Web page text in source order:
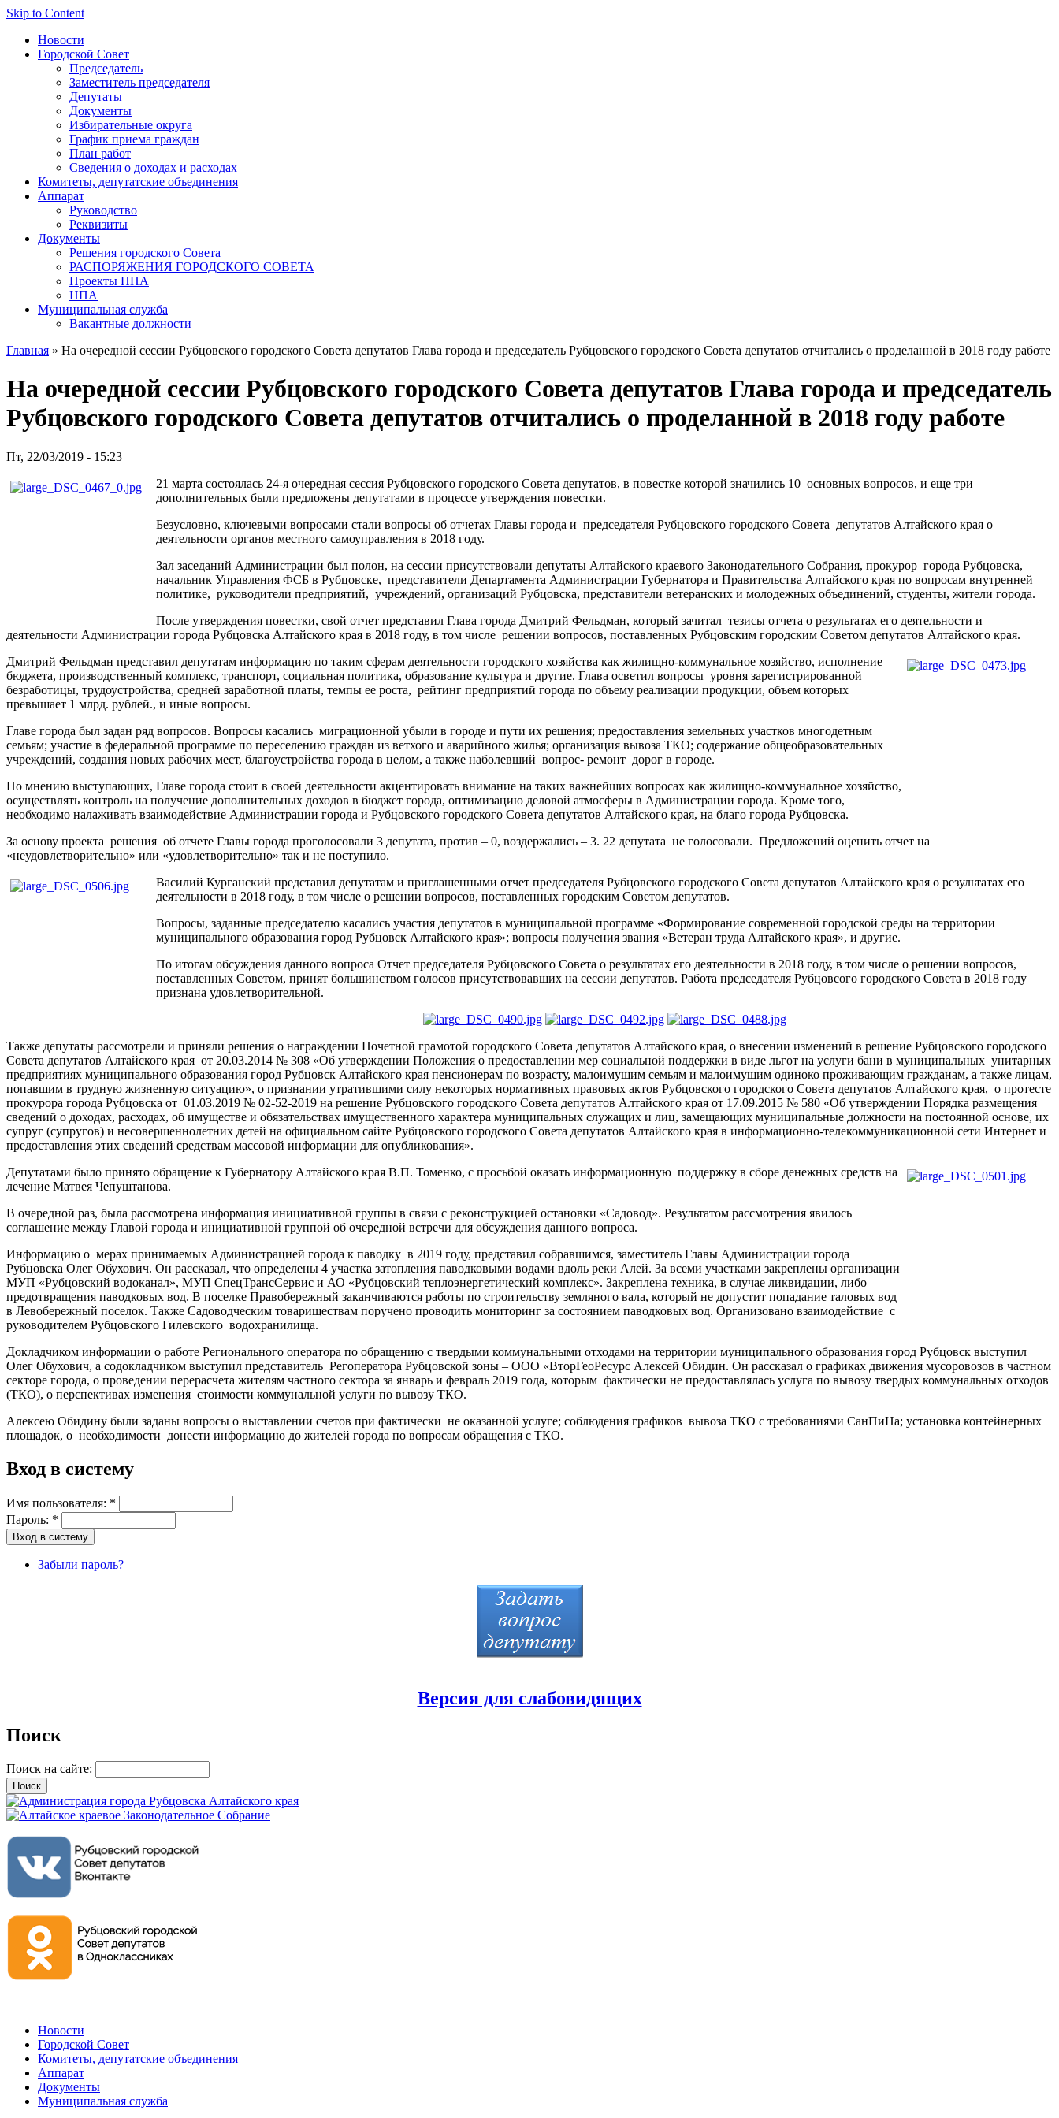
Skip to Content
Новости
Городской Совет
Председатель
Заместитель председателя
Депутаты
Документы
Избирательные округа
График приема граждан
План работ
Сведения о доходах и расходах
Комитеты, депутатские объединения
Аппарат
Руководство
Реквизиты
Документы
Решения городского Совета
РАСПОРЯЖЕНИЯ ГОРОДСКОГО СОВЕТА
Проекты НПА
НПА
Муниципальная служба
Вакантные должности
Главная » На очередной сессии Рубцовского городского Совета депутатов Глава города и председатель Рубцовского городского Совета депутатов отчитались о проделанной в 2018 году работе
На очередной сессии Рубцовского городского Совета депутатов Глава города и председатель
Рубцовского городского Совета депутатов отчитались о проделанной в 2018 году работе
Пт, 22/03/2019 - 15:23
21 марта состоялась 24-я очередная сессия Рубцовского городского Совета депутатов, в повестке которой значились 10 основных вопросов, и еще три
дополнительных были предложены депутатами в процессе утверждения повестки.
Безусловно, ключевыми вопросами стали вопросы об отчетах Главы города и председателя Рубцовского городского Совета депутатов Алтайского края о
деятельности органов местного самоуправления в 2018 году.
Зал заседаний Администрации был полон, на сессии присутствовали депутаты Алтайского краевого Законодательного Собрания, прокурор города Рубцовска,
начальник Управления ФСБ в Рубцовске, представители Департамента Администрации Губернатора и Правительства Алтайского края по вопросам внутренней
политике, руководители предприятий, учреждений, организаций Рубцовска, представители ветеранских и молодежных объединений, студенты, жители города.
После утверждения повестки, свой отчет представил Глава города Дмитрий Фельдман, который зачитал тезисы отчета о результатах его деятельности и
деятельности Администрации города Рубцовска Алтайского края в 2018 году, в том числе решении вопросов, поставленных Рубцовским городским Советом депутатов Алтайского края.
Дмитрий Фельдман представил депутатам информацию по таким сферам деятельности городского хозяйства как жилищно-коммунальное хозяйство, исполнение
бюджета, производственный комплекс, транспорт, социальная политика, образование культура и другие. Глава осветил вопросы уровня зарегистрированной
безработицы, трудоустройства, средней заработной платы, темпы ее роста, рейтинг предприятий города по объему реализации продукции, объем которых
превышает 1 млрд. рублей., и иные вопросы.
Главе города был задан ряд вопросов. Вопросы касались миграционной убыли в городе и пути их решения; предоставления земельных участков многодетным
семьям; участие в федеральной программе по переселению граждан из ветхого и аварийного жилья; организация вывоза ТКО; содержание общеобразовательных
учреждений, создания новых рабочих мест, благоустройства города в целом, а также наболевший вопрос- ремонт дорог в городе.
По мнению выступающих, Главе города стоит в своей деятельности акцентировать внимание на таких важнейших вопросах как жилищно-коммунальное хозяйство,
осуществлять контроль на получение дополнительных доходов в бюджет города, оптимизацию деловой атмосферы в Администрации города. Кроме того,
необходимо налаживать взаимодействие Администрации города и Рубцовского городского Совета депутатов Алтайского края, на благо города Рубцовска.
За основу проекта решения об отчете Главы города проголосовали 3 депутата, против – 0, воздержались – 3. 22 депутата не голосовали. Предложений оценить отчет на
«неудовлетворительно» или «удовлетворительно» так и не поступило.
Василий Курганский представил депутатам и приглашенными отчет председателя Рубцовского городского Совета депутатов Алтайского края о результатах его
деятельности в 2018 году, в том числе о решении вопросов, поставленных городским Советом депутатов.
Вопросы, заданные председателю касались участия депутатов в муниципальной программе «Формирование современной городской среды на территории
муниципального образования город Рубцовск Алтайского края»; вопросы получения звания «Ветеран труда Алтайского края», и другие.
По итогам обсуждения данного вопроса Отчет председателя Рубцовского Совета о результатах его деятельности в 2018 году, в том числе о решении вопросов,
поставленных Советом, принят большинством голосов присутствовавших на сессии депутатов. Работа председателя Рубцовсого городского Совета в 2018 году
признана удовлетворительной.
Также депутаты рассмотрели и приняли решения о награждении Почетной грамотой городского Совета депутатов Алтайского края, о внесении изменений в решение Рубцовского городского
Совета депутатов Алтайского края от 20.03.2014 № 308 «Об утверждении Положения о предоставлении мер социальной поддержки в виде льгот на услуги бани в муниципальных унитарных
предприятиях муниципального образования город Рубцовск Алтайского края пенсионерам по возрасту, малоимущим семьям и малоимущим одиноко проживающим гражданам, а также лицам,
попавшим в трудную жизненную ситуацию», о признании утратившими силу некоторых нормативных правовых актов Рубцовского городского Совета депутатов Алтайского края, о протесте
прокурора города Рубцовска от 01.03.2019 № 02-52-2019 на решение Рубцовского городского Совета депутатов Алтайского края от 17.09.2015 № 580 «Об утверждении Порядка размещения
сведений о доходах, расходах, об имуществе и обязательствах имущественного характера муниципальных служащих и лиц, замещающих муниципальные должности на постоянной основе, их
супруг (супругов) и несовершеннолетних детей на официальном сайте Рубцовского городского Совета депутатов Алтайского края в информационно-телекоммуникационной сети Интернет и
предоставления этих сведений средствам массовой информации для опубликования».
Депутатами было принято обращение к Губернатору Алтайского края В.П. Томенко, с просьбой оказать информационную поддержку в сборе денежных средств на
лечение Матвея Чепуштанова.
В очередной раз, была рассмотрена информация инициативной группы в связи с реконструкцией остановки «Садовод». Результатом рассмотрения явилось
соглашение между Главой города и инициативной группой об очередной встречи для обсуждения данного вопроса.
Информацию о мерах принимаемых Администрацией города к паводку в 2019 году, представил собравшимся, заместитель Главы Администрации города
Рубцовска Олег Обухович. Он рассказал, что определены 4 участка затопления паводковыми водами вдоль реки Алей. За всеми участками закреплены организации
МУП «Рубцовский водоканал», МУП СпецТрансСервис и АО «Рубцовский теплоэнергетический комплекс». Закреплена техника, в случае ликвидации, либо
предотвращения паводковых вод. В поселке Правобережный заканчиваются работы по строительству земляного вала, который не допустит попадание таловых вод
в Левобережный поселок. Также Садоводческим товариществам поручено проводить мониторинг за состоянием паводковых вод. Организовано взаимодействие с
руководителем Рубцовского Гилевского водохранилища.
Докладчиком информации о работе Регионального оператора по обращению с твердыми коммунальными отходами на территории муниципального образования город Рубцовск выступил
Олег Обухович, а содокладчиком выступил представитель Регоператора Рубцовской зоны – ООО «ВторГеоРесурс Алексей Обидин. Он рассказал о графиках движения мусоровозов в частном
секторе города, о проведении перерасчета жителям частного сектора за январь и февраль 2019 года, которым фактически не предоставлялась услуга по вывозу твердых коммунальных отходов
(ТКО), о перспективах изменения стоимости коммунальной услуги по вывозу ТКО.
Алексею Обидину были заданы вопросы о выставлении счетов при фактически не оказанной услуге; соблюдения графиков вывоза ТКО с требованиями СанПиНа; установка контейнерных
площадок, о необходимости донести информацию до жителей города по вопросам обращения с ТКО.
Вход в систему
Имя пользователя: *
Пароль: *
Забыли пароль?
Версия для слабовидящих
Поиск
Поиск на сайте:
Новости
Городской Совет
Комитеты, депутатские объединения
Аппарат
Документы
Муниципальная служба